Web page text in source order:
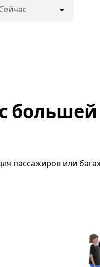
пассажиров или